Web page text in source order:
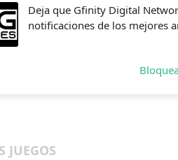
Deja que Gfinity Digital
notificaciones de los mejores
Bloquear
JUEGOS